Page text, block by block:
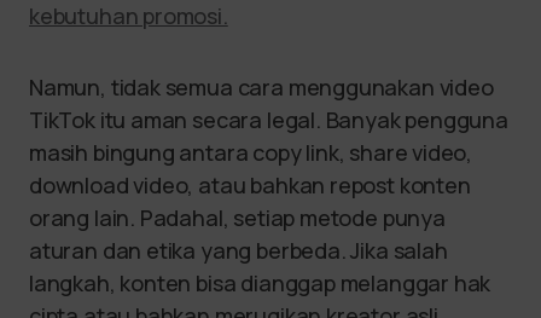
kebutuhan promosi.
Namun, tidak semua cara menggunakan video
TikTok itu aman secara legal. Banyak pengguna
masih bingung antara copy link, share video,
download video, atau bahkan repost konten
orang lain. Padahal, setiap metode punya
aturan dan etika yang berbeda. Jika salah
langkah, konten bisa dianggap melanggar hak